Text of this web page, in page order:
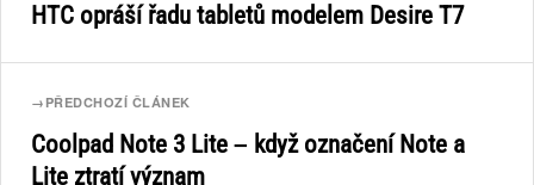
HTC opráší řadu tabletů modelem Desire T7
→ PŘEDCHOZÍ ČLÁNEK
Coolpad Note 3 Lite – když označení Note a
Lite ztratí význam